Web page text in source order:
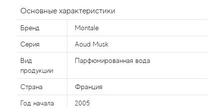
Основные характеристики
Бренд Montale
Серия Aoud Musk
Вид
продукции
Парфюмированная вода
Страна Франция
Год начала
2005
Aj Arabia (Widian)
Ajmal
Al Haramain
Al Jazeera